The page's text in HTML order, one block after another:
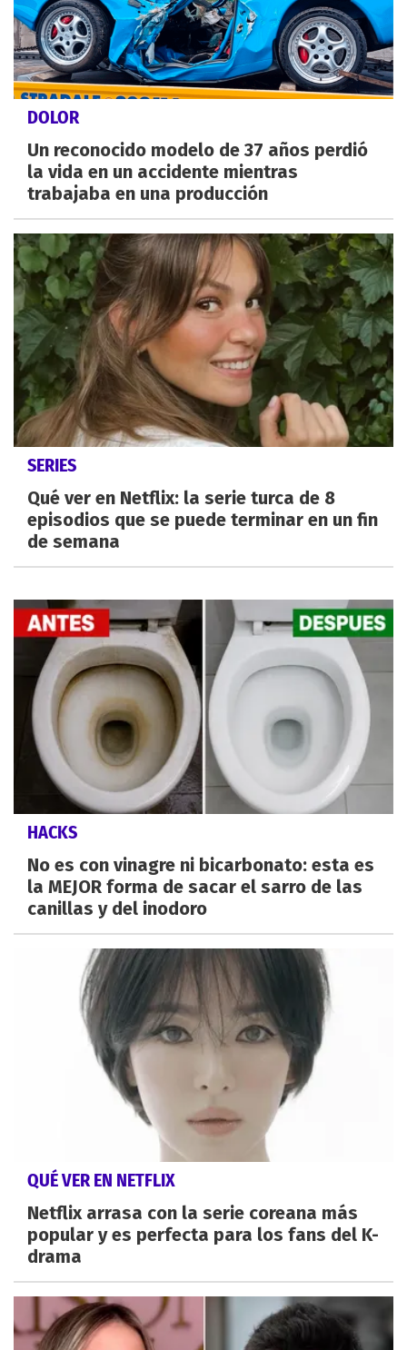
DOLOR
Un reconocido modelo de 37 años perdió
la vida en un accidente mientras
trabajaba en una producción
SERIES
Qué ver en Netflix: la serie turca de 8
episodios que se puede terminar en un fin
de semana
HACKS
No es con vinagre ni bicarbonato: esta es
la MEJOR forma de sacar el sarro de las
canillas y del inodoro
QUÉ VER EN NETFLIX
Netflix arrasa con la serie coreana más
popular y es perfecta para los fans del K-
drama